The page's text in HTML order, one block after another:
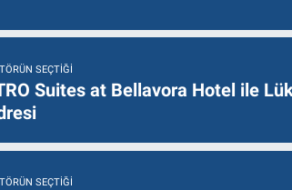
SEÇTIĞI
Suites at Bellavora Hotel ile
SEÇTIĞI